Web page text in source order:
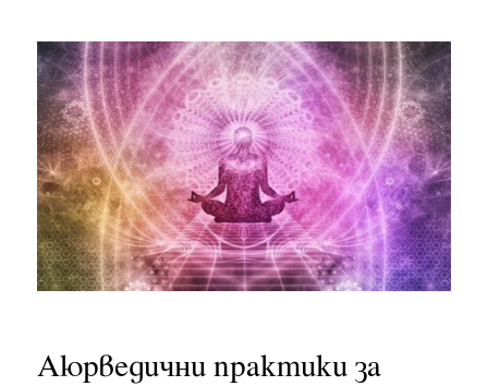
Аюрведични практики за